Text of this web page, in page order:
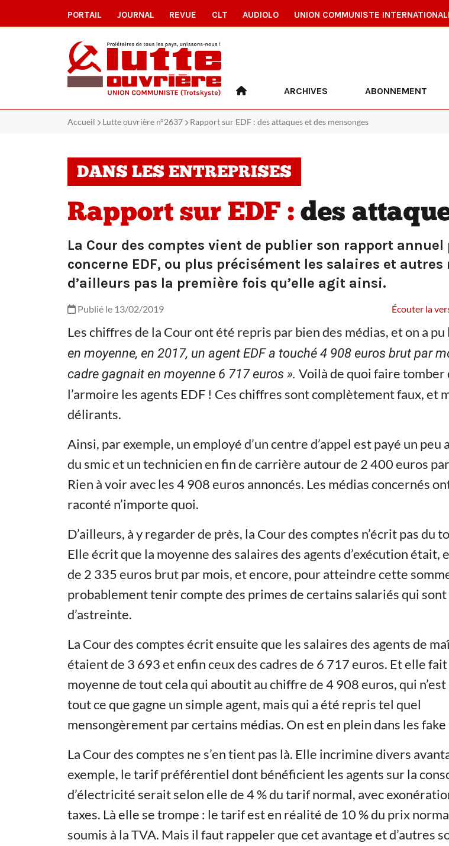
PORTAIL JOURNAL REVUE CLT AUDIOLO UNION COMMUNISTE
ARCHIVES ABONNEMENT
Accueil Lutte ouvrière n°2637 Rapport sur EDF : des attaques et des mensonges
DANS LES ENTREPRISES
Rapport sur EDF : des
La Cour des comptes vient de publier son rapport
concerne EDF, ou plus précisément les salaires et
d’ailleurs pas la première fois qu’elle agit ainsi.
Publié le 13/02/2019 Écouter la
Les chiffres de la Cour ont été repris par bien des médias, et on a
en moyenne, en 2017, un agent EDF a touché 4 908 euros brut par
cadre gagnait en moyenne 6 717 euros ». Voilà de quoi faire tomber
l’armoire les agents EDF ! Ces chiffres sont complètement faux, et
délirants.
Ainsi, par exemple, un employé d’un centre d’appel est payé un peu
du smic et un technicien en fin de carrière autour de 2 400 euros
Rien à voir avec les 4 908 euros annoncés. Les médias concernés
raconté n’importe quoi.
D’ailleurs, à y regarder de près, la Cour des comptes n’écrit pas du
Elle écrit que la moyenne des salaires des agents d’exécution était,
de 2 335 euros brut par mois, et encore, pour atteindre cette
probablement tenir compte des primes de certains salariés qui sont
d’astreinte.
La Cour des comptes écrit ensuite que les salaires des agents de
étaient de 3 693 et enfin ceux des cadres de 6 717 euros. Et elle
moyenne de tout cela qui aboutit au chiffre de 4 908 euros, qui n’est
tout ce que gagne un simple agent, mais qui a été repris tel quel
mensongèrement par certains médias. On est en plein dans les fake
La Cour des comptes ne s’en tient pas là. Elle incrimine divers
exemple, le tarif préférentiel dont bénéficient les agents sur la
d’électricité serait selon elle de 4 % du tarif normal, avec
taxes. Là elle se trompe : le tarif est en réalité de 10 % du prix
soumis à la TVA. Mais il faut rappeler que cet avantage et d’autres